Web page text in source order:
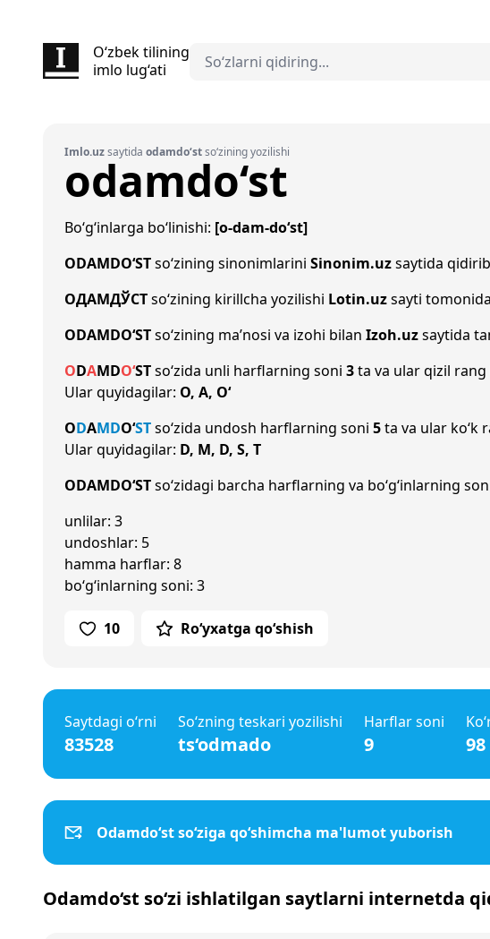
O‘zbek tilining
imlo lug‘ati
Imlo.uzsaytida odamdo‘stso‘zining yozilishi
odamdo‘st
Bo‘g‘inlarga bo‘linishi: [o-dam-do‘st]
ODAMDO‘STso‘zining sinonimlarini Sinonim.uzsaytida
ОДАМДЎСТso‘zining kirillcha yozilishi Lotin.uzsayti
ODAMDO‘STso‘zining ma’nosi va izohi bilan Izoh.uzsaytida
ODAMDO‘STso‘zida unli harflarning soni 3ta va ular qizil
Ular quyidagilar: O, A, O‘
ODAMDO‘STso‘zida undosh harflarning soni 5ta va ular ko‘k
Ular quyidagilar: D, M, D, S, T
ODAMDO‘STso‘zidagi barcha harflarning va bo‘g‘inlarning
unlilar: 3
undoshlar: 5
hamma harflar: 8
bo‘g‘inlarning soni: 3
10 Ro‘yxatga qo‘shish
Saytdagi o‘rni
83528
So‘zning teskari yozilishi
ts‘odmado
Harflar soni
9 98
Odamdo‘st so‘ziga qo‘shimcha ma'lumot yuborish
Odamdo‘st so‘zi ishlatilgan saytlarni internetda